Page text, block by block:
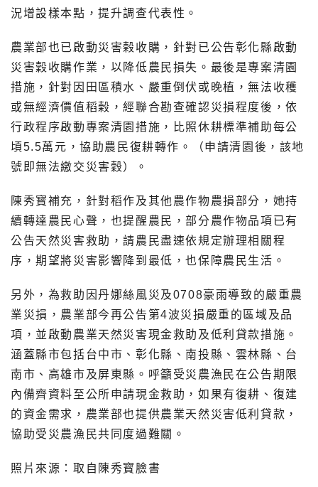
況增設樣本點，提升調查代表性。
農業部也已啟動災害榖收購，針對已公告彰化縣啟動
災害穀收購作業，以降低農民損失。最後是專案清園
措施，針對因田區積水、嚴重倒伏或晚植，無法收穫
或無經濟價值稻榖，經聯合勘查確認災損程度後，依
行政程序啟動專案清園措施，比照休耕標準補助每公
頃5.5萬元，協助農民復耕轉作。（申請清園後，該地
號即無法繳交災害穀）。
陳秀寳補充，針對稻作及其他農作物農損部分，她持
續轉達農民心聲，也提醒農民，部分農作物品項已有
公告天然災害救助，請農民盡速依規定辦理相關程
序，期望將災害影響降到最低，也保障農民生活。
另外，為救助因丹娜絲風災及0708豪雨導致的嚴重農
業災損，農業部今再公告第4波災損嚴重的區域及品
項，並啟動農業天然災害現金救助及低利貸款措施。
涵蓋縣市包括台中市、彰化縣、南投縣、雲林縣、台
南市、高雄市及屏東縣。呼籲受災農漁民在公告期限
內備齊資料至公所申請現金救助，如果有復耕、復建
的資金需求，農業部也提供農業天然災害低利貸款，
協助受災農漁民共同度過難關。
照片來源：取自陳秀寳臉書